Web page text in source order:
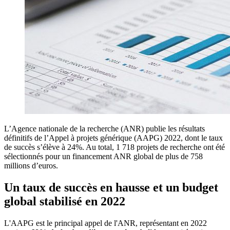
L’Agence nationale de la recherche (ANR) publie les résultats
définitifs de l’Appel à projets générique (AAPG) 2022, dont le taux
de succès s’élève à 24%. Au total, 1 718 projets de recherche ont été
sélectionnés pour un financement ANR global de plus de 758
millions d’euros.
Un taux de succès en hausse et un budget
global stabilisé en 2022
L'AAPG est le principal appel de l'ANR, représentant en 2022